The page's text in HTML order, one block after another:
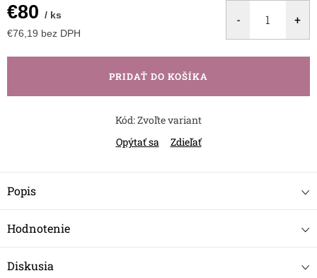
€80 / ks
€76,19 bez DPH
cena:
PRIDAŤ DO KOŠÍKA
Kód:Zvoľte variant
Opýtať sa
Zdieľať
Popis
Hodnotenie
Diskusia